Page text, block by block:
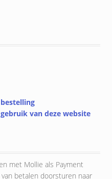
van deze website
met Mollie als Payment
betalen doorsturen naar